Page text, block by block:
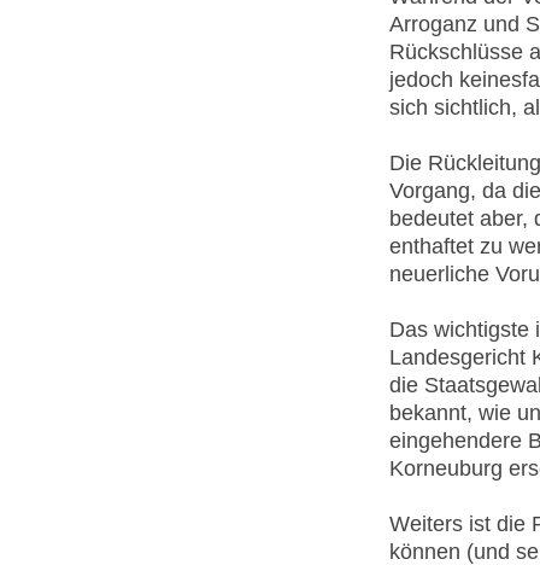
Arroganz und
Rückschlüsse
jedoch
sich sichtlich,
Die
Vorgang, da
bedeutet aber,
enthaftet zu
neuerliche
Das wichtigste
Landesgericht
die
bekannt, wie
eingehendere
Korneuburg
Weiters ist die
können (und